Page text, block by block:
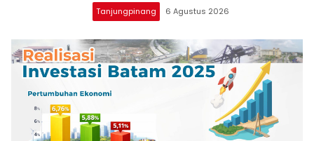
Tanjungpinang 6 Agustus 2026